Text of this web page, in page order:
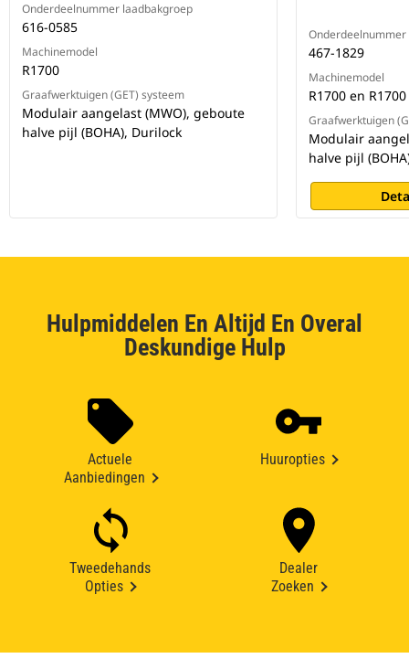
Onderdeelnummer laadbakgroep
616-0585
Machinemodel
R1700
Graafwerktuigen (GET) systeem
Modulair aangelast (MWO), geboute
halve pijl (BOHA), Durilock
467-1829
Machinemodel
R1700 en R1700
Graafwerktuigen
Modulair
halve pijl
Hulpmiddelen En Altijd En Overal
Deskundige Hulp
Actuele
Aanbiedingen
Huuropties
Tweedehands
Opties
Dealer
Zoeken